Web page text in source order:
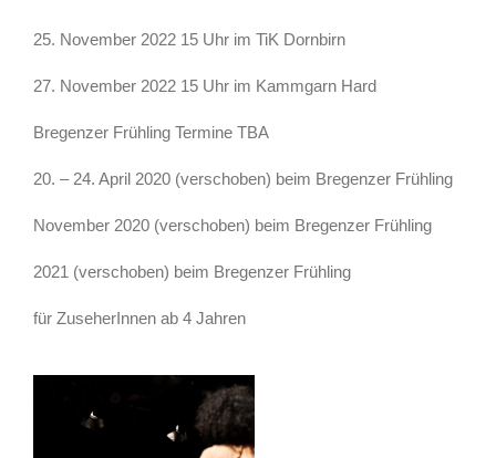
25. November 2022 15 Uhr im TiK Dornbirn
27. November 2022 15 Uhr im Kammgarn Hard
Bregenzer Frühling Termine TBA
20. – 24. April 2020 (verschoben) beim Bregenzer Frühling
November 2020 (verschoben) beim Bregenzer Frühling
2021 (verschoben) beim Bregenzer Frühling
für ZuseherInnen ab 4 Jahren